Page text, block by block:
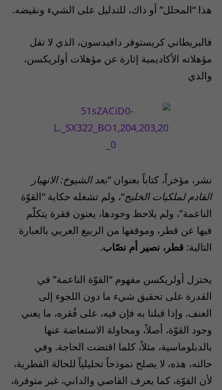
هذا “المحلل” أو ذاك، للتدليل على الشيء ونقيضه.
فالبريطاني كريستوفر دافيدسون، الذي لا تقل
مؤهلاته الأكاديمية إثارة عن مؤهلات أولريكسن،
والذي
نشر، مؤخراً، كتاباً بعنوان “بعد الشيوخ: الانهيار
القادم لملكيات الخليج“، ولم تشغله حكاية “القوّة
الناعمة”، ولم يلاحظ وجودها، يعنون فقرة يتكلّم
فيها عن قطر، وموقفها من الربيع العربي بالعبارة
التالية: قطر، نصير أم نصّاب.
يختزل أولريكسن مفهوم “القوّة الناعمة” في
القدرة على تحقيق شيء ما دون اللجوء إلى
العنف. وإذا قبلنا به فإن فيه، على فُقره، ما يعني
وجود القوّة، أصلاً، ومحاولة الاستعاضة عنها
بالدبلوماسية، مثلاً، كلما اقتضت الحاجة. وفي
حالته، هذه، لا يصلح نموذجاً تحليلياً للحالة القطرية،
لأن القوّة، كما يعرف القاصي والداني، غير متوفرة،